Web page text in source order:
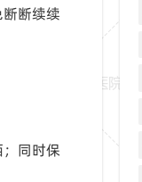
断续续
同时保